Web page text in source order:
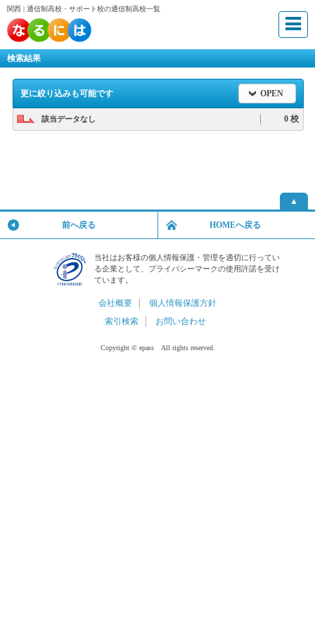
関西 | 通信制高校・サポート校の通信制高校一覧
検索結果
更に絞り込みも可能です OPEN
該当データなし 0 校
▲
前へ戻る HOMEへ戻る
当社はお客様の個人情報保護・管理を適切に行ってい
る企業として、プライバシーマークの使用許諾を受け
ています。
会社概要
個人情報保護方針
索引検索
お問い合わせ
Copyright © epass All rights reserved.